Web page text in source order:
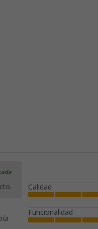
Calidad
Funcionalidad